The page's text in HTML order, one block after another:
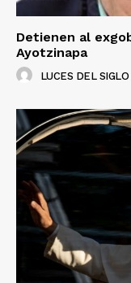
Detienen al
Ayotzinapa
LUCES DEL SIGLO